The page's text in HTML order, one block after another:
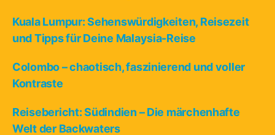
Kuala Lumpur: Sehenswürdigkeiten, Reisezeit
und Tipps für Deine Malaysia-Reise
Colombo – chaotisch, faszinierend und voller
Kontraste
Reisebericht: Südindien – Die märchenhafte
Welt der Backwaters